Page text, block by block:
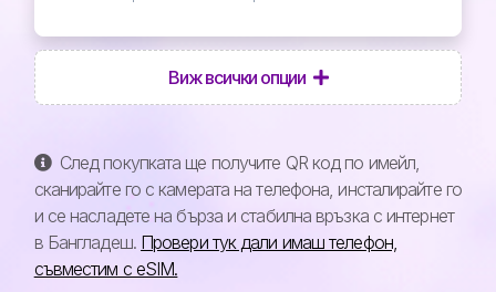
Виж всички опции
След покупката ще получите QR код по имейл,
сканирайте го с камерата на телефона, инсталирайте го
и се насладете на бърза и стабилна връзка с интернет
в Бангладеш. Провери тук дали имаш телефон,
съвместим с eSIM.